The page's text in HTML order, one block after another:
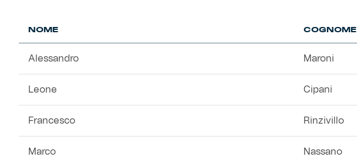
NOME COGNOME
Alessandro Maroni
Leone Cipani
Francesco Rinzivillo
Marco Nassano